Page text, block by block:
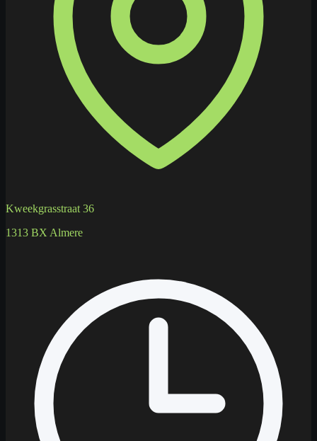
Kweekgrasstraat 36
1313 BX Almere